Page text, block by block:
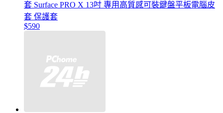
套 Surface PRO X 13吋 專用高質感可裝鍵盤平板電腦皮
套 保護套
$590